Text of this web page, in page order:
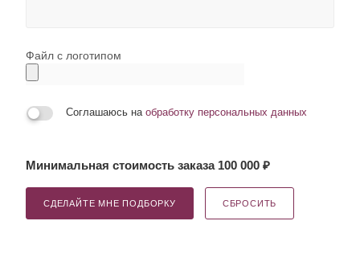
Файл с логотипом
Соглашаюсь на обработку персональных данных
Минимальная стоимость заказа 100 000 ₽
СДЕЛАЙТЕ МНЕ ПОДБОРКУ СБРОСИТЬ